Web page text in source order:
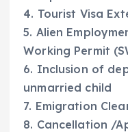
4. Tourist Visa
5. Alien
Working Permit
6. Inclusion of
unmarried child
7. Emigration
8. Cancellation /